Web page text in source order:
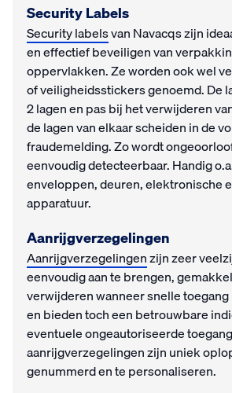
Security Labels
Security labelsvan Navacqs zijn
en effectief beveiligen van
oppervlakken. Ze worden ook wel
of veiligheidsstickers genoemd. De
2 lagen en pas bij het verwijderen
de lagen van elkaar scheiden in de
fraudemelding. Zo wordt
eenvoudig detecteerbaar. Handig
enveloppen, deuren, elektronische
apparatuur.
Aanrijgverzegelingen
Aanrijgverzegelingenzijn zeer
eenvoudig aan te brengen,
verwijderen wanneer snelle
en bieden toch een betrouwbare
eventuele ongeautoriseerde
aanrijgverzegelingen zijn uniek
genummerd en te personaliseren.